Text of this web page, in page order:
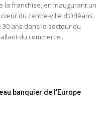
la franchise, en inaugurant un
du centre-ville d’Orléans.
ans dans le secteur du
du commerce...
banquier de l’Europe